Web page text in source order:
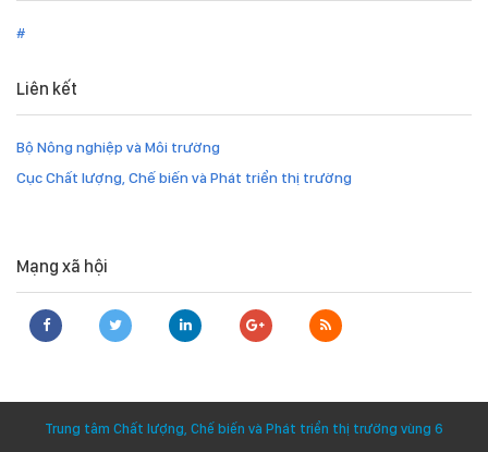
#
Liên kết
Bộ Nông nghiệp và Môi trường
Cục Chất lượng, Chế biến và Phát triển thị trường
Mạng xã hội
Trung tâm Chất lượng, Chế biến và Phát triển thị trường vùng 6